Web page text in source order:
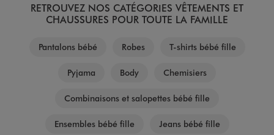
RETROUVEZ NOS CATÉGORIES VÊTEMENTS ET
CHAUSSURES POUR TOUTE LA FAMILLE
Pantalons bébé Robes T-shirts bébé fille
Pyjama Body Chemisiers
Combinaisons et salopettes bébé fille
Ensembles bébé fille Jeans bébé fille